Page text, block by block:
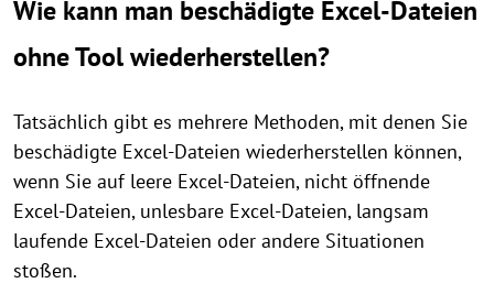
Wie kann man beschädigte Excel-Dateien
ohne Tool wiederherstellen?
Tatsächlich gibt es mehrere Methoden, mit denen Sie
beschädigte Excel-Dateien wiederherstellen können,
wenn Sie auf leere Excel-Dateien, nicht öffnende
Excel-Dateien, unlesbare Excel-Dateien, langsam
laufende Excel-Dateien oder andere Situationen
stoßen.